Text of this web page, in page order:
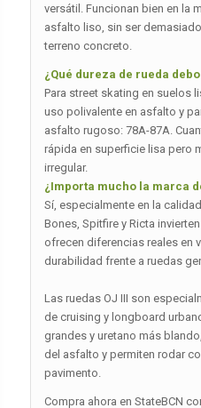
versátil. Funcionan bien en la
asfalto liso, sin ser
terreno concreto.
¿Qué dureza de rueda
Para street skating en suelos
uso polivalente en asfalto y
asfalto rugoso: 78A-87A.
rápida en superficie lisa pero
irregular.
¿Importa mucho la marca
Sí, especialmente en la
Bones, Spitfire y Ricta
ofrecen diferencias reales en
durabilidad frente a ruedas
Las ruedas OJ III son
de cruising y longboard
grandes y uretano más
del asfalto y permiten rodar
pavimento.
Compra ahora en StateBCN